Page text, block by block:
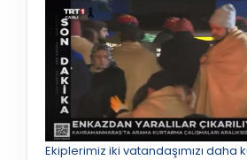
Ekiplerimiz iki vatandaşımızı daha